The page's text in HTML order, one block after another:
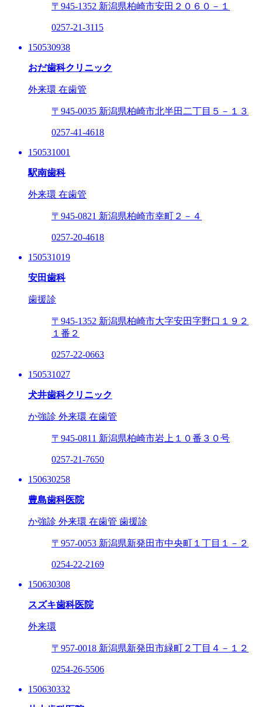
〒945-1352 新潟県柏崎市安田２０６０－１
0257-21-3115
150530938
おだ歯科クリニック
外来環 在歯管
〒945-0035 新潟県柏崎市北半田二丁目５－１３
0257-41-4618
150531001
駅南歯科
外来環 在歯管
〒945-0821 新潟県柏崎市幸町２－４
0257-20-4618
150531019
安田歯科
歯援診
〒945-1352 新潟県柏崎市大字安田字野口１９２
１番２
0257-22-0663
150531027
犬井歯科クリニック
か強診 外来環 在歯管
〒945-0811 新潟県柏崎市岩上１０番３０号
0257-21-7650
150630258
豊島歯科医院
か強診 外来環 在歯管 歯援診
〒957-0053 新潟県新発田市中央町１丁目１－２
0254-22-2169
150630308
スズキ歯科医院
外来環
〒957-0018 新潟県新発田市緑町２丁目４－１２
0254-26-5506
150630332